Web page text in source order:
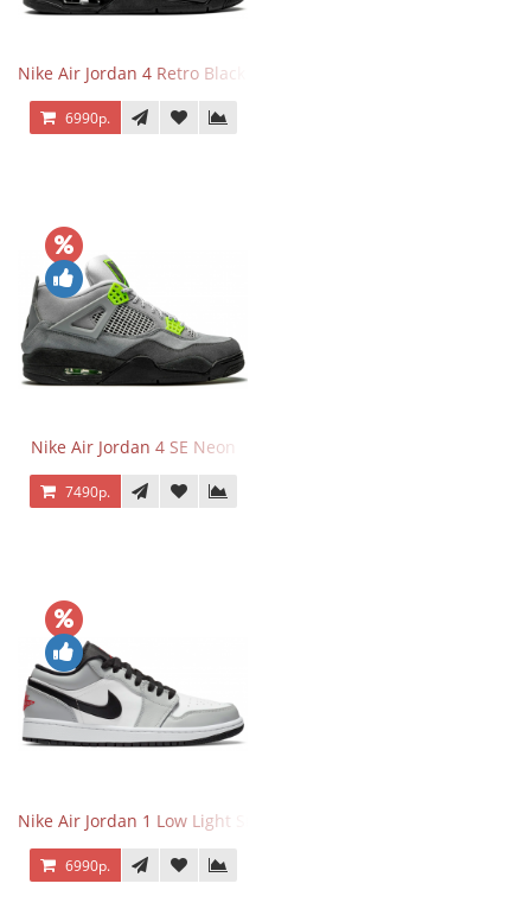
Nike Air Jordan 4 Retro Black Cat
6990р.
Nike Air Jordan 4 SE Neon
7490р.
Nike Air Jordan 1 Low Light Smoke Grey
6990р.